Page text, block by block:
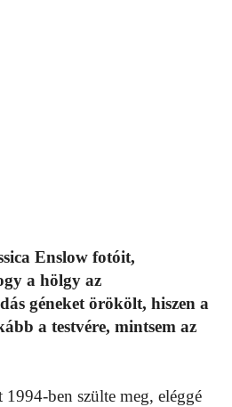
Enslow fotóit,
a hölgy az
géneket örökölt, hiszen a
a testvére, mintsem az
1994-ben szülte meg, eléggé